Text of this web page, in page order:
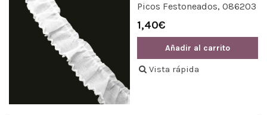
Picos Festoneados, 086203
1,40€
Añadir al carrito
Vista rápida